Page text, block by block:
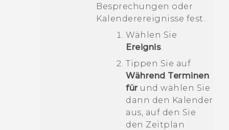
Besprechungen oder
Kalenderereignisse fest.
Wählen Sie
Ereignis
Tippen Sie auf
Während Terminen
fürund wählen Sie
dann den Kalender
aus, auf den Sie
den Zeitplan